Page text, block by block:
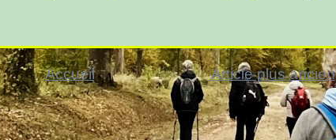
Article plus ancien
Accueil